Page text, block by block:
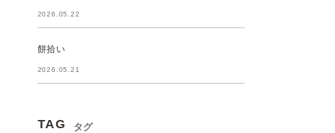
2026.05.22
餅拾い
2026.05.21
TAG タグ